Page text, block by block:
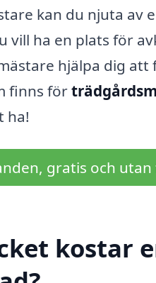
kan du njuta av
vill ha en plats för
hjälpa dig att
finns för
ha!
gratis och
kostar